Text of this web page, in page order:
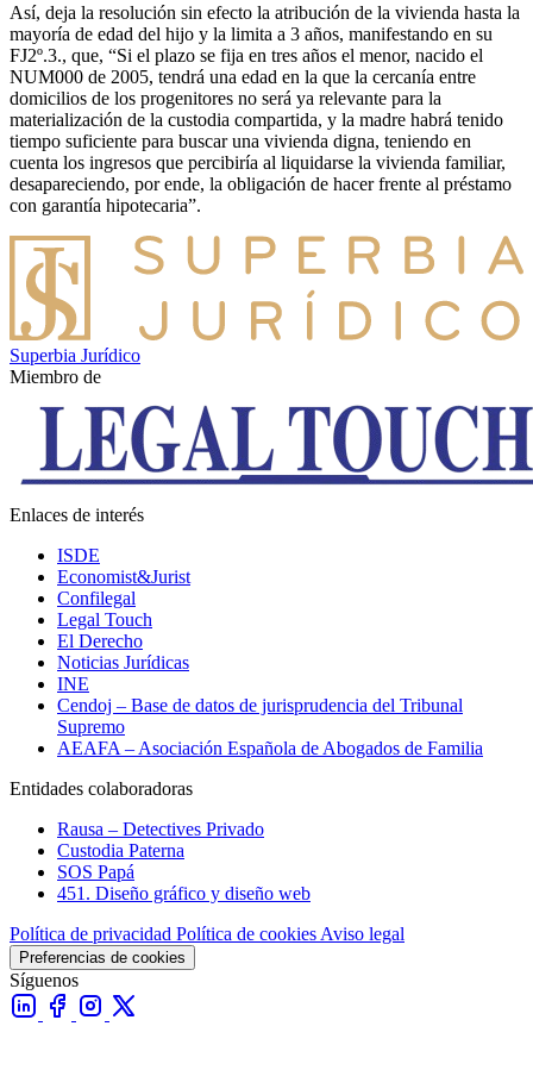
Así, deja la resolución sin efecto la atribución de la vivienda hasta la
mayoría de edad del hijo y la limita a 3 años, manifestando en su
FJ2º.3., que, “Si el plazo se fija en tres años el menor, nacido el
NUM000 de 2005, tendrá una edad en la que la cercanía entre
domicilios de los progenitores no será ya relevante para la
materialización de la custodia compartida, y la madre habrá tenido
tiempo suficiente para buscar una vivienda digna, teniendo en
cuenta los ingresos que percibiría al liquidarse la vivienda familiar,
desapareciendo, por ende, la obligación de hacer frente al préstamo
con garantía hipotecaria”.
Superbia Jurídico
Miembro de
Enlaces de interés
ISDE
Economist&Jurist
Confilegal
Legal Touch
El Derecho
Noticias Jurídicas
INE
Cendoj – Base de datos de jurisprudencia del Tribunal
Supremo
AEAFA – Asociación Española de Abogados de Familia
Entidades colaboradoras
Rausa – Detectives Privado
Custodia Paterna
SOS Papá
451. Diseño gráfico y diseño web
Política de privacidad Política de cookies Aviso legal
Preferencias de cookies
Síguenos